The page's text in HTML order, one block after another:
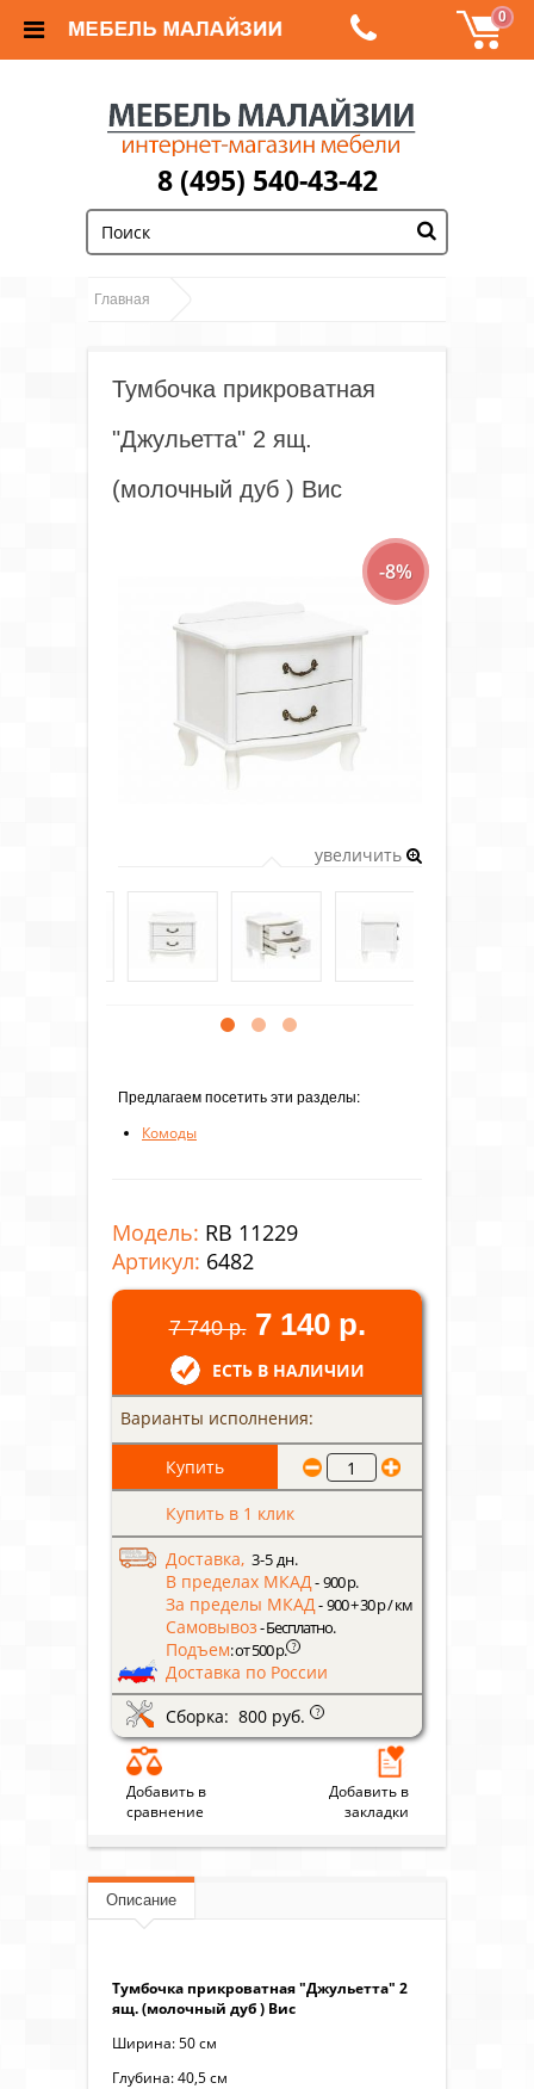
0
8 (495) 540-43-42
Главная
Прикроватные тумбочки
Тумбочка прикроватная "Джульетта" 2 ящ.
Тумбочка прикроватная
"Джульетта" 2 ящ.
(молочный дуб ) Вис
-8%
увеличить
Предлагаем посетить эти разделы:
Комоды
Модель: RB 11229
Артикул: 6482
7 740 р. 7 140 р.
ЕСТЬ В НАЛИЧИИ
Варианты исполнения:
Купить в 1 клик
Доставка, 3-5 дн.
В пределах МКАД- 900 р.
За пределы МКАД- 900 + 30 р / км
Самовывоз- Бесплатно.
Подъем: от 500 р. ?
Доставка по России
Сборка: 800 руб.
?
Добавить в
сравнение
Добавить в
закладки
Описание
Тумбочка прикроватная "Джульетта" 2
ящ. (молочный дуб ) Вис
Ширина: 50 см
Глубина: 40,5 см